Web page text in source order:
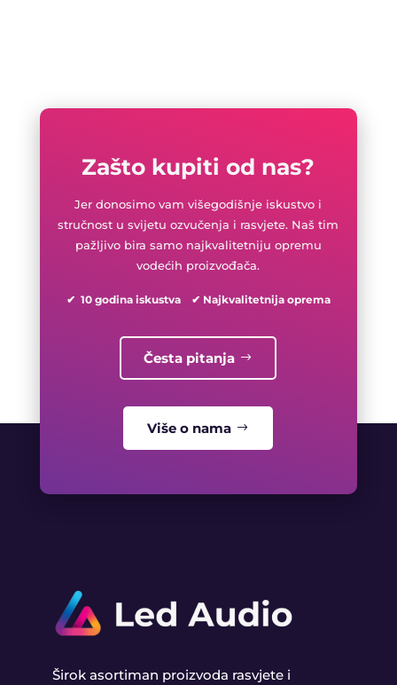
Zašto kupiti od nas?
Jer donosimo vam višegodišnje iskustvo i
stručnost u svijetu ozvučenja i rasvjete. Naš tim
pažljivo bira samo najkvalitetniju opremu
vodećih proizvođača.
✔ 10 godina iskustva ✔ Najkvalitetnija oprema
Česta pitanja
Više o nama
Širok asortiman proizvoda rasvjete i